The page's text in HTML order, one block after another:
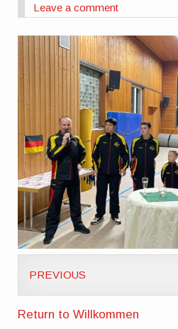
Leave a comment
PREVIOUS
Return to Willkommen